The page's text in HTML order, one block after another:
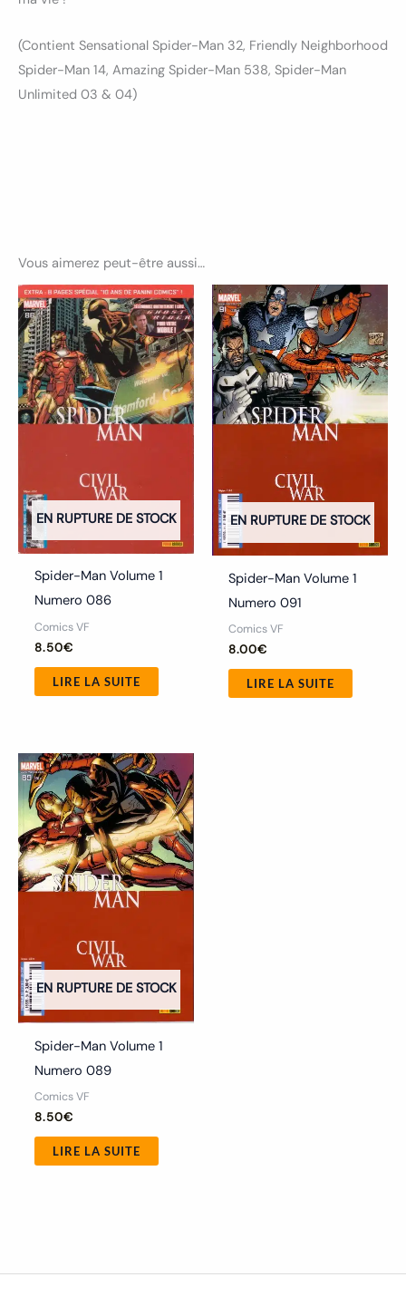
(Contient Sensational Spider-Man 32, Friendly Neighborhood
Spider-Man 14, Amazing Spider-Man 538, Spider-Man
Unlimited 03 & 04)
Vous aimerez peut-être aussi…
EN RUPTURE DE STOCK
Spider-Man Volume 1
Numero 086
Comics VF
8.50€
LIRE LA SUITE
EN RUPTURE DE STOCK
Spider-Man Volume 1
Numero 091
Comics VF
8.00€
LIRE LA SUITE
EN RUPTURE DE STOCK
Spider-Man Volume 1
Numero 089
Comics VF
8.50€
LIRE LA SUITE